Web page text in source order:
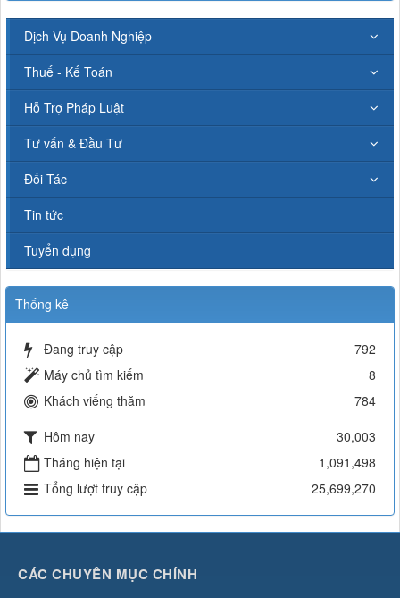
Dịch Vụ Doanh Nghiệp
Thuế - Kế Toán
Hỗ Trợ Pháp Luật
Tư vấn & Đầu Tư
Đối Tác
Tin tức
Tuyển dụng
Thống kê
Đang truy cập
792
Máy chủ tìm kiếm
8
Khách viếng thăm
784
Hôm nay
30,003
Tháng hiện tại
1,091,498
Tổng lượt truy cập
25,699,270
CÁC CHUYÊN MỤC CHÍNH